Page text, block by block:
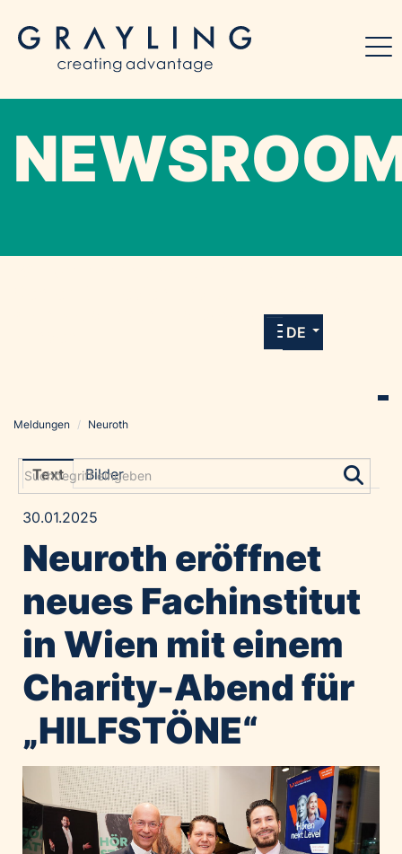
allen Meldungen und Downloads unserer
DE
Grayling Agentur
Alawyer
Amadeus Austrian Music Awards
Constantia Flexibles
Costa Kreuzfahrten
Emirates
Expo 2025 Osaka
Financial Times
GE HealthCare
Home of Work
Huawei Consumer Business Group
Meldungen / Neuroth
Text Bilder
30.01.2025
Neuroth eröffnet
neues Fachinstitut
in Wien mit einem
Charity-Abend für
„HILFSTÖNE“